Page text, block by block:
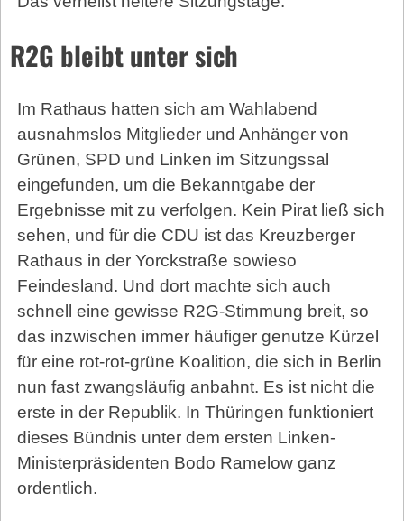
R2G bleibt unter sich
Im Rathaus hatten sich am Wahlabend
ausnahmslos Mitglieder und Anhänger von
Grünen, SPD und Linken im Sitzungssal
eingefunden, um die Bekanntgabe der
Ergebnisse mit zu verfolgen. Kein Pirat ließ sich
sehen, und für die CDU ist das Kreuzberger
Rathaus in der Yorckstraße sowieso
Feindesland. Und dort machte sich auch
schnell eine gewisse R2G-Stimmung breit, so
das inzwischen immer häufiger genutze Kürzel
für eine rot-rot-grüne Koalition, die sich in Berlin
nun fast zwangsläufig anbahnt. Es ist nicht die
erste in der Republik. In Thüringen funktioniert
dieses Bündnis unter dem ersten Linken-
Ministerpräsidenten Bodo Ramelow ganz
ordentlich.